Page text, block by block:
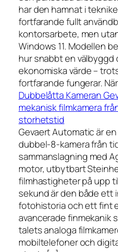
har den hamnat i
fortfarande fullt
kontorsarbete, men
Windows 11. Modellen
hur snabbt en
ekonomiska värde –
fortfarande fungerar.
Dubbelåtta Kameran
mekanisk filmkamera
storhetstid
Gevaert Automatic är
dubbel-8-kamera från
sammanslagning med
motor, utbytbart
filmhastigheter på upp
sekund är den både ett
fotohistoria och ett fint
avancerade finmekanik
talets analoga
mobiltelefoner och